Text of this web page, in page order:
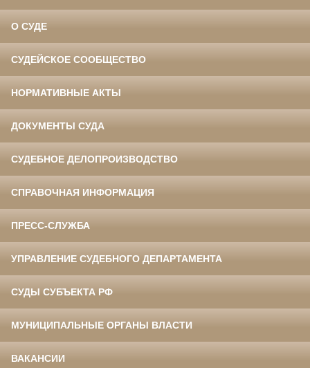
О СУДЕ
СУДЕЙСКОЕ СООБЩЕСТВО
НОРМАТИВНЫЕ АКТЫ
ДОКУМЕНТЫ СУДА
СУДЕБНОЕ ДЕЛОПРОИЗВОДСТВО
СПРАВОЧНАЯ ИНФОРМАЦИЯ
ПРЕСС-СЛУЖБА
УПРАВЛЕНИЕ СУДЕБНОГО ДЕПАРТАМЕНТА
СУДЫ СУБЪЕКТА РФ
МУНИЦИПАЛЬНЫЕ ОРГАНЫ ВЛАСТИ
ВАКАНСИИ